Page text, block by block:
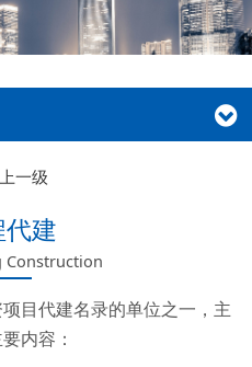
一级
建
Construction
目代建名录的单位之一，主
内容：